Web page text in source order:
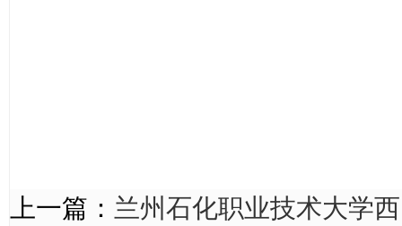
上一篇： 兰州石化职业技术大学